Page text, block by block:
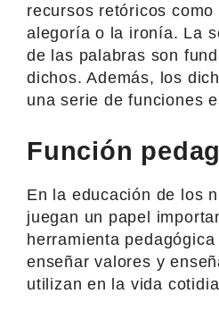
recursos retóricos
alegoría o la ironía. La
de las palabras son
dichos. Además, los
una serie de funciones
Función
En la educación de los
juegan un papel
herramienta
enseñar valores y
utilizan en la vida